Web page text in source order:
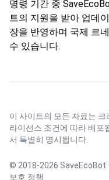
명령 기간 중
트의 지원을 받아 업데
장을 반영하며 국제 르
수 있습니다.
이 사이트의 모든 자료는 크
라이선스 조건에 따라 배포
서 특별히 명시됩니다.
© 2018-2026 SaveEcoBot
보호 정책